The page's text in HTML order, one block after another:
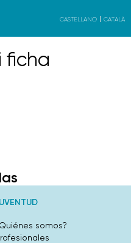
CASTELLANO CATALÀ
ficha
somos?